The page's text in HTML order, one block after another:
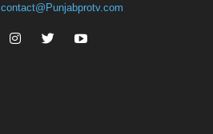
contact@Punjabprotv.com